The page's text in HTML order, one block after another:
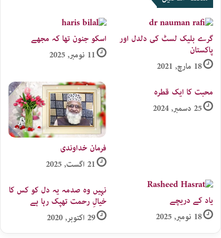
گرے بلیک لسٹ کی دلدل اور
پاکستان
18 مارچ, 2021
اسکو جنون تھا کہ مجھے
11 نومبر, 2025
محبت کا ایک قطرہ
25 دسمبر, 2024
فرمان خداوندی
21 اگست, 2025
یاد کے دریچے
18 نومبر, 2025
نہیں وہ صدمہ یہ دل کو کس کا
خیالِ رحمت تھپک رہا ہے
29 اکتوبر, 2020